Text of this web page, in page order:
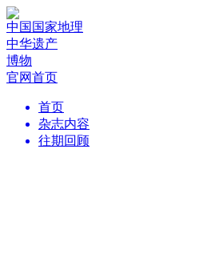
中国国家地理
中华遗产
博物
官网首页
首页
杂志内容
往期回顾